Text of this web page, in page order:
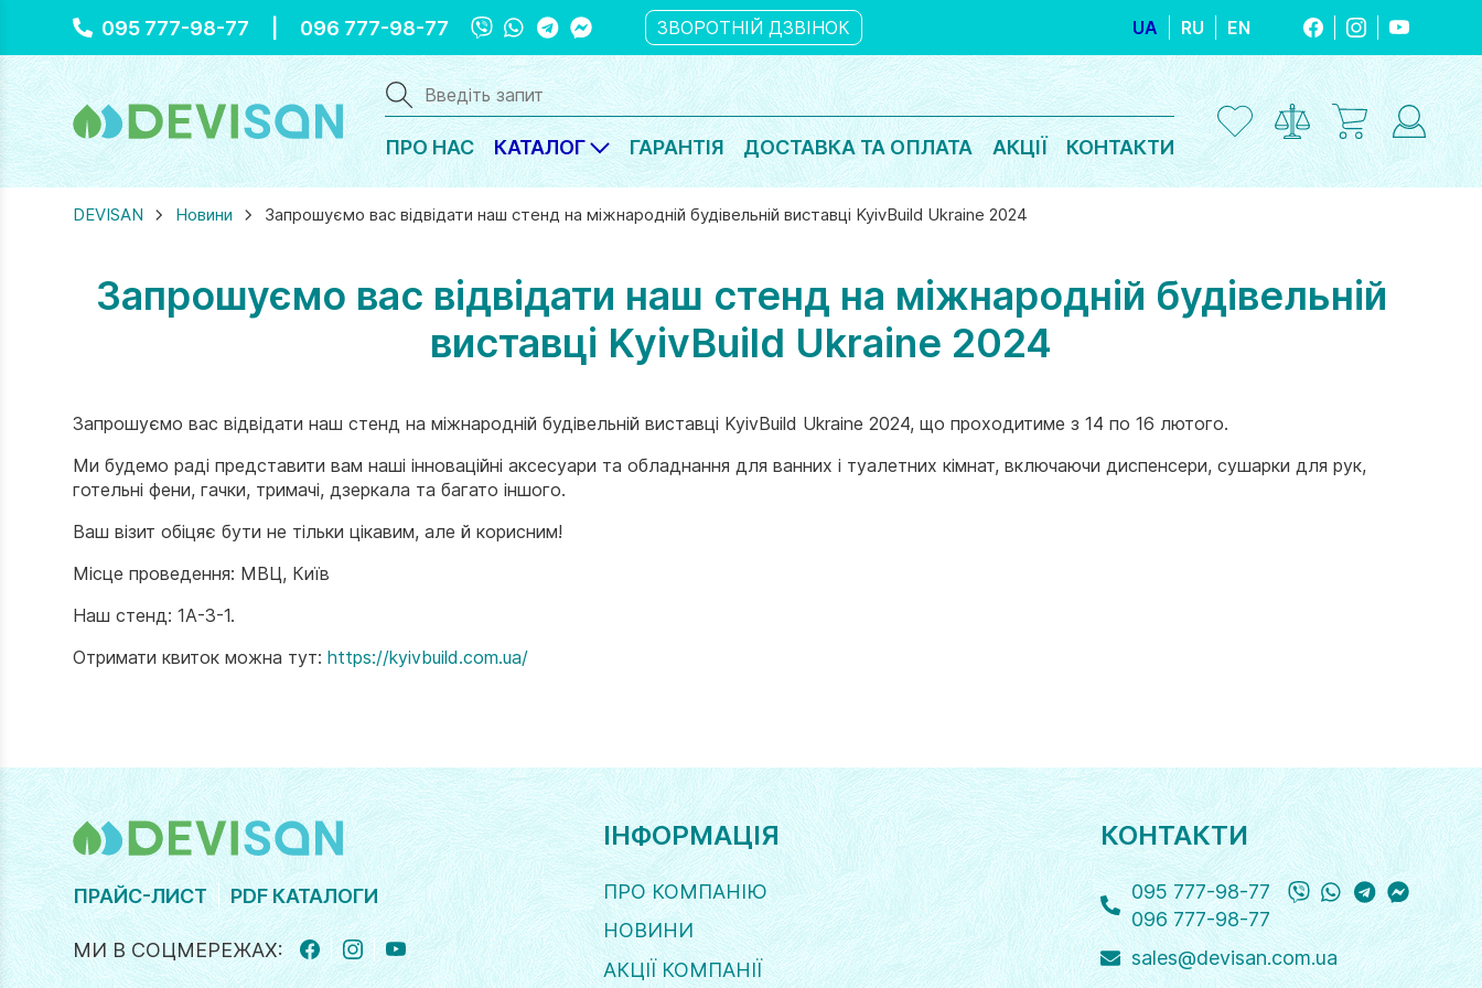
095 777-98-77 096 777-98-77 ViberWhatsApp
Telegram
MessangerЗВОРОТНІЙ ДЗВІНОК UA RU EN FACEBOOK
INSTAGRAM
YOUTUBE
ПРО НАС КАТАЛОГ ГАРАНТІЯ ДОСТАВКА ТА ОПЛАТА АКЦІЇ КОНТАКТИ
DEVISAN Новини Запрошуємо вас відвідати наш стенд на міжнародній будівельній виставці KyivBuild Ukraine 2024
Запрошуємо вас відвідати наш стенд на міжнародній будівельній
виставці KyivBuild Ukraine 2024
Запрошуємо вас відвідати наш стенд на міжнародній будівельній виставці KyivBuild Ukraine 2024, що проходитиме з 14 по 16 лютого.
Ми будемо раді представити вам наші інноваційні аксесуари та обладнання для ванних і туалетних кімнат, включаючи диспенсери, сушарки для рук,
готельні фени, гачки, тримачі, дзеркала та багато іншого.
Ваш візит обіцяє бути не тільки цікавим, але й корисним!
Місце проведення: МВЦ, Київ
Наш стенд: 1A-3-1.
Отримати квиток можна тут: https://kyivbuild.com.ua/
ПРАЙС-ЛИСТ PDF КАТАЛОГИ
МИ В СОЦМЕРЕЖАХ: FACEBOOK
INSTAGRAM
YOUTUBE
ІНФОРМАЦІЯ
ПРО КОМПАНІЮ
НОВИНИ
АКЦІЇ КОМПАНІЇ
КОНТАКТИ
095 777-98-77 ViberWhatsApp
Telegram
096 777-98-77
sales@devisan.com.ua